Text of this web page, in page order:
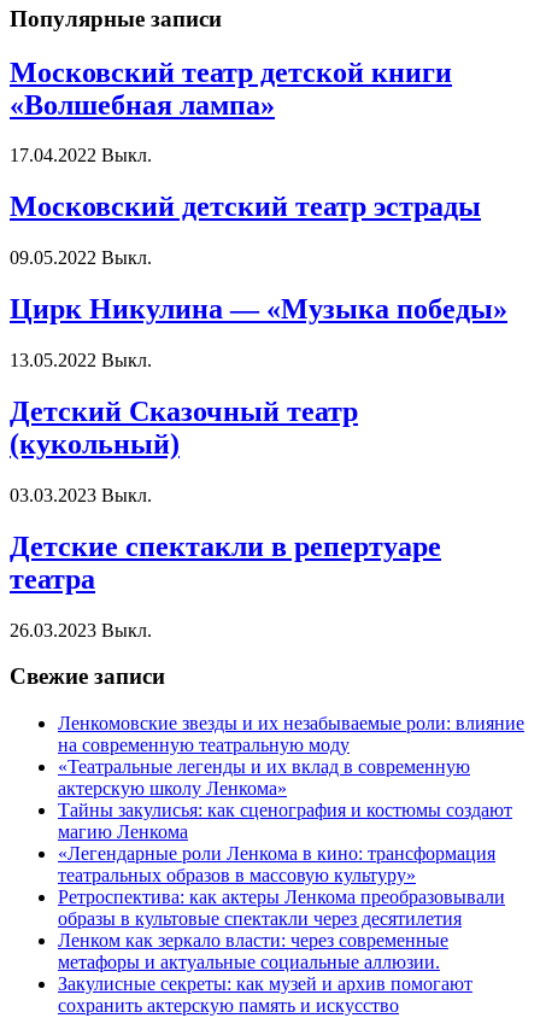
Популярные записи
Московский театр детской книги
«Волшебная лампа»
17.04.2022 Выкл.
Московский детский театр эстрады
09.05.2022 Выкл.
Цирк Никулина — «Музыка победы»
13.05.2022 Выкл.
Детский Сказочный театр
(кукольный)
03.03.2023 Выкл.
Детские спектакли в репертуаре
театра
26.03.2023 Выкл.
Свежие записи
Ленкомовские звезды и их незабываемые роли: влияние
на современную театральную моду
«Театральные легенды и их вклад в современную
актерскую школу Ленкома»
Тайны закулисья: как сценография и костюмы создают
магию Ленкома
«Легендарные роли Ленкома в кино: трансформация
театральных образов в массовую культуру»
Ретроспектива: как актеры Ленкома преобразовывали
образы в культовые спектакли через десятилетия
Ленком как зеркало власти: через современные
метафоры и актуальные социальные аллюзии.
Закулисные секреты: как музей и архив помогают
сохранить актерскую память и искусство